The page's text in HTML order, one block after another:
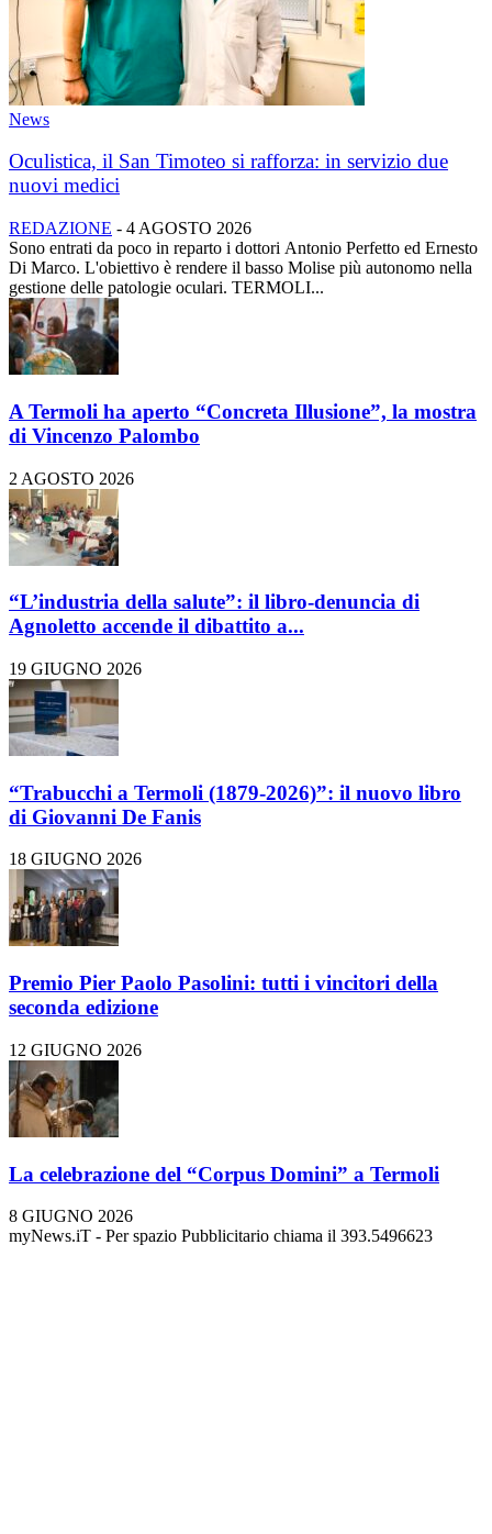
News
Oculistica, il San Timoteo si rafforza: in servizio due
nuovi medici
REDAZIONE - 4 AGOSTO 2026
Sono entrati da poco in reparto i dottori Antonio Perfetto ed Ernesto
Di Marco. L'obiettivo è rendere il basso Molise più autonomo nella
gestione delle patologie oculari. TERMOLI...
A Termoli ha aperto “Concreta Illusione”, la mostra
di Vincenzo Palombo
2 AGOSTO 2026
“L’industria della salute”: il libro-denuncia di
Agnoletto accende il dibattito a...
19 GIUGNO 2026
“Trabucchi a Termoli (1879-2026)”: il nuovo libro
di Giovanni De Fanis
18 GIUGNO 2026
Premio Pier Paolo Pasolini: tutti i vincitori della
seconda edizione
12 GIUGNO 2026
La celebrazione del “Corpus Domini” a Termoli
8 GIUGNO 2026
myNews.iT - Per spazio Pubblicitario chiama il 393.5496623